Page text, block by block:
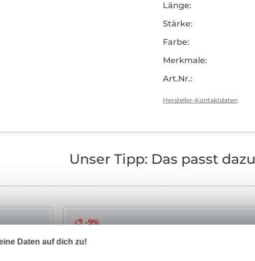
Länge:
Stärke:
Farbe:
Merkmale:
Art.Nr.:
Hersteller-Kontaktdaten
Unser Tipp: Das passt dazu
-9%
Daten auf dich zu!